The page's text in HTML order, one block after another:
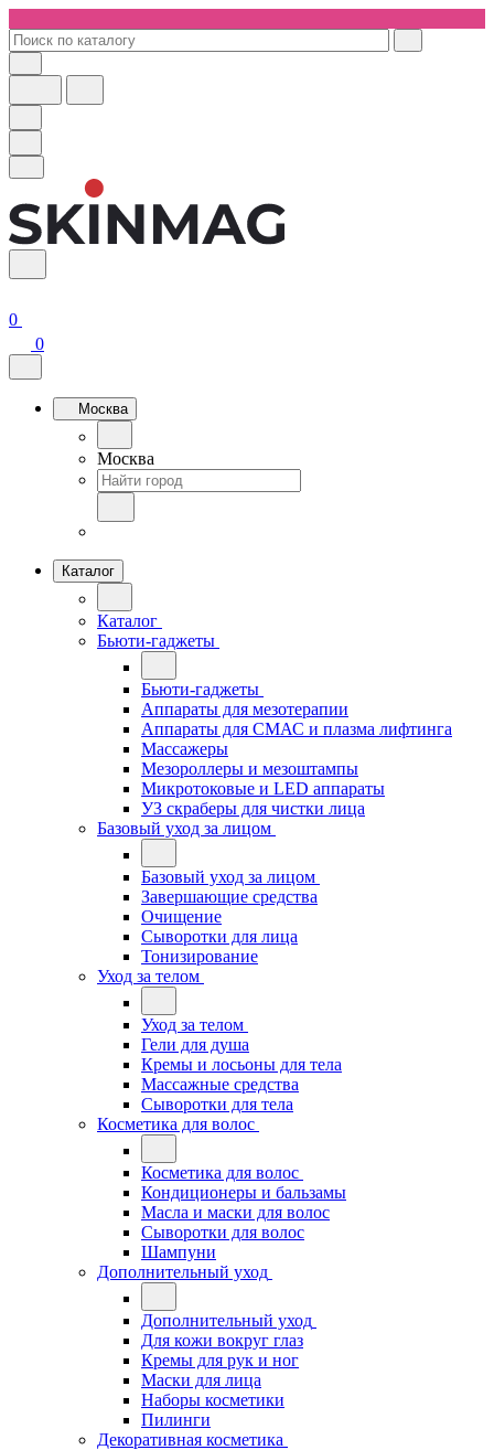
0
0
Москва
Москва
Каталог
Каталог
Бьюти-гаджеты
Бьюти-гаджеты
Аппараты для мезотерапии
Аппараты для СМАС и плазма лифтинга
Массажеры
Мезороллеры и мезоштампы
Микротоковые и LED аппараты
УЗ скраберы для чистки лица
Базовый уход за лицом
Базовый уход за лицом
Завершающие средства
Очищение
Сыворотки для лица
Тонизирование
Уход за телом
Уход за телом
Гели для душа
Кремы и лосьоны для тела
Массажные средства
Сыворотки для тела
Косметика для волос
Косметика для волос
Кондиционеры и бальзамы
Масла и маски для волос
Сыворотки для волос
Шампуни
Дополнительный уход
Дополнительный уход
Для кожи вокруг глаз
Кремы для рук и ног
Маски для лица
Наборы косметики
Пилинги
Декоративная косметика